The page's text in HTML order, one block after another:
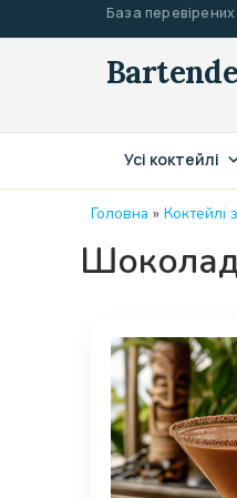
до
База
Усі коктейлі
Головна » Коктейлі